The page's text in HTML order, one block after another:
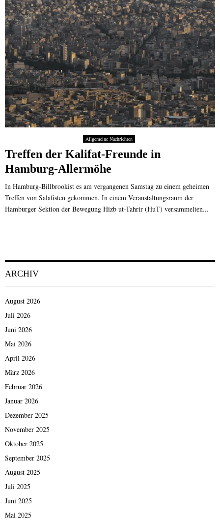
Allgemeine Nachrichten
Treffen der Kalifat-Freunde in
Hamburg-Allermöhe
In Hamburg-Billbrookist es am vergangenen Samstag zu einem geheimen
Treffen von Salafisten gekommen. In einem Veranstaltungsraum der
Hamburger Sektion der Bewegung Hizb ut-Tahrir (HuT) versammelten...
ARCHIV
August 2026
Juli 2026
Juni 2026
Mai 2026
April 2026
März 2026
Februar 2026
Januar 2026
Dezember 2025
November 2025
Oktober 2025
September 2025
August 2025
Juli 2025
Juni 2025
Mai 2025